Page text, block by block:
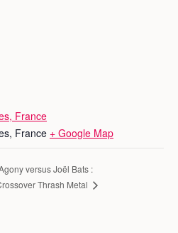
France
France + Google Map
versus Joël Bats :
Thrash Metal